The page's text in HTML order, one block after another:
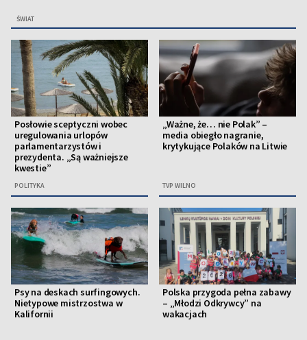
ŚWIAT
Posłowie sceptyczni wobec
uregulowania urlopów
parlamentarzystów i
prezydenta. „Są ważniejsze
kwestie”
POLITYKA
„Ważne, że… nie Polak” –
media obiegło nagranie,
krytykujące Polaków na Litwie
TVP WILNO
Psy na deskach surfingowych.
Nietypowe mistrzostwa w
Kalifornii
Polska przygoda pełna zabawy
– „Młodzi Odkrywcy” na
wakacjach